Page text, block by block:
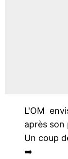
L'OM
après son
Un coup